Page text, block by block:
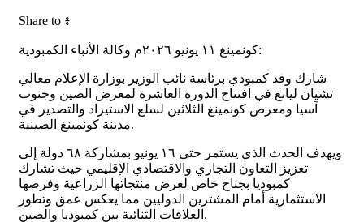
Share to ៖​
كونمينغ ١١ يونيو ٢٠٢٦م وكالة الأنباء الكمبودية:
شارك وفد كمبودي برئاسة نائب الوزير بوزارة الإعلام معالي
تشيان ليانغ في افتتاح الدورة العاشرة لمعرض الصين وجنوب
آسيا ومعرض كونمينغ الثلاثين لسلع الاستيراد والتصدير في
مدينة كونمينغ الصينية.
ويهدف الحدث الذي يستمر حتى ١٦ يونيو بمشاركة ٦٨ دولة إلى
تعزيز التعاون التجاري والاقتصادي الإقليمي حيث تشارك
كمبوديا بجناح خاص لعرض منتجاتها الزراعية وفرصها
الاستثمارية أمام المشترين الدوليين مما يعكس عمق وتطور
العلاقات الثنائية بين كمبوديا والصين.